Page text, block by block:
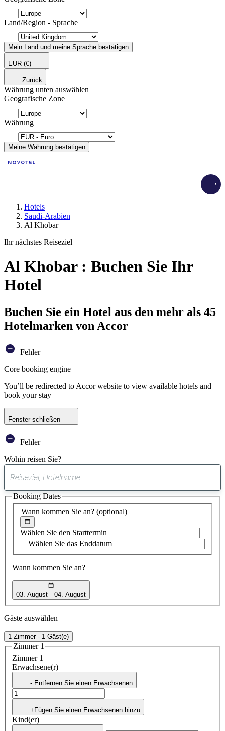
Land/Region - Sprache
Mein Land und meine Sprache bestätigen
EUR (€)
Zurück
Währung unten auswählen
Geografische Zone
Währung
Meine Währung bestätigen
Hotels
Saudi-Arabien
Al Khobar
Ihr nächstes Reiseziel
Al Khobar : Buchen Sie Ihr
Hotel
Buchen Sie ein Hotel aus den mehr als 45
Hotelmarken von Accor
Fehler
Core booking engine
You’ll be redirected to Accor website to view available hotels and
book your stay
Fenster schließen
Fehler
Wohin reisen Sie?
gefundener
Vorschlag
Wann kommen Sie an? (optional)
Wählen Sie den Starttermin
Wählen Sie das Enddatum
Wann kommen Sie an?
03. August 04. August
Booking Dates
Gäste auswählen
1 Zimmer - 1 Gäst(e)
Zimmer 1
Zimmer 1
Erwachsene(r)
- Entfernen Sie einen Erwachsenen
+Fügen Sie einen Erwachsenen hinzu
Kind(er)